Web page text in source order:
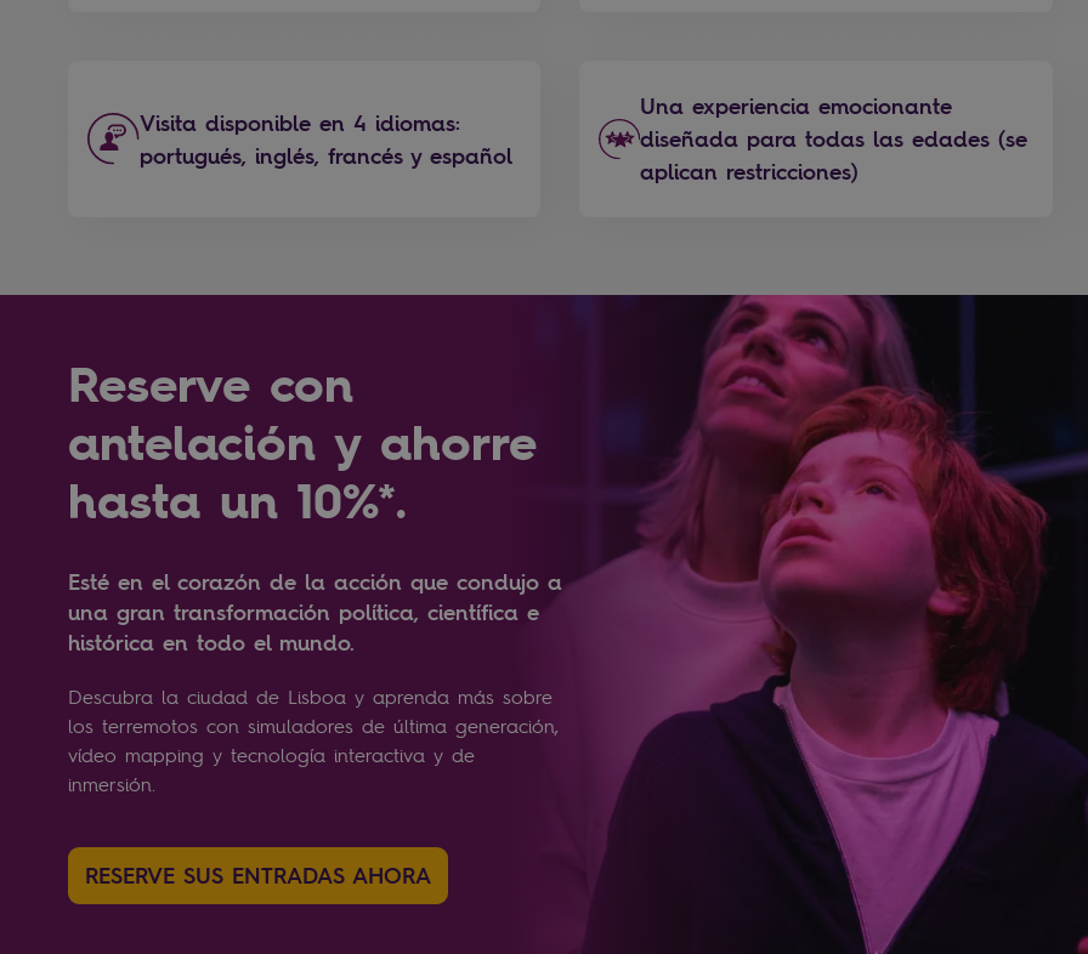
Visita disponible en 4 idiomas:
portugués, inglés, francés y español
Una experiencia emocionante
diseñada para todas las edades (se
aplican restricciones)
Reserve con
antelación y ahorre
hasta un 10%*.
Esté en el corazón de la acción que condujo a
una gran transformación política, científica e
histórica en todo el mundo.
Descubra la ciudad de Lisboa y aprenda más sobre
los terremotos con simuladores de última generación,
vídeo mapping y tecnología interactiva y de
inmersión.
RESERVE SUS ENTRADAS AHORA